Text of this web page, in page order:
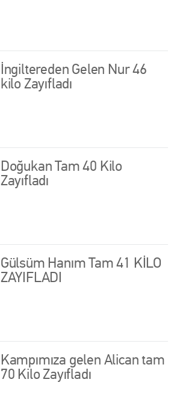
İngiltereden Gelen Nur 46
kilo Zayıfladı
Doğukan Tam 40 Kilo
Zayıfladı
Gülsüm Hanım Tam 41 KİLO
ZAYIFLADI
Kampımıza gelen Alican tam
70 Kilo Zayıfladı